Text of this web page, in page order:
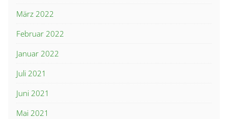
März 2022
Februar 2022
Januar 2022
Juli 2021
Juni 2021
Mai 2021